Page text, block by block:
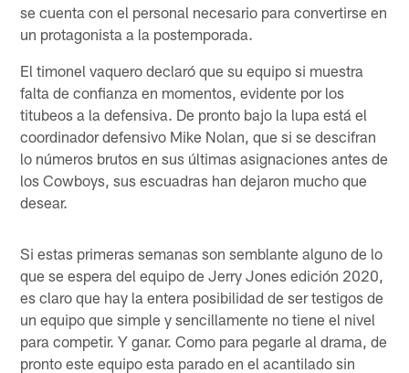
se cuenta con el personal necesario para convertirse en
un protagonista a la postemporada.
El timonel vaquero declaró que su equipo si muestra
falta de confianza en momentos, evidente por los
titubeos a la defensiva. De pronto bajo la lupa está el
coordinador defensivo Mike Nolan, que si se descifran
lo números brutos en sus últimas asignaciones antes de
los Cowboys, sus escuadras han dejaron mucho que
desear.
Si estas primeras semanas son semblante alguno de lo
que se espera del equipo de Jerry Jones edición 2020,
es claro que hay la entera posibilidad de ser testigos de
un equipo que simple y sencillamente no tiene el nivel
para competir. Y ganar. Como para pegarle al drama, de
pronto este equipo esta parado en el acantilado sin